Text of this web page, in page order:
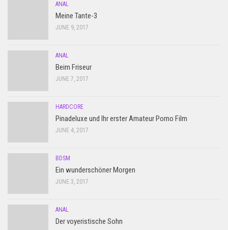
ANAL
Meine Tante-3
JUNE 9, 2017
ANAL
Beim Friseur
JUNE 7, 2017
HARDCORE
Pinadeluxe und Ihr erster Amateur Porno Film
JUNE 4, 2017
BDSM
Ein wunderschöner Morgen
JUNE 3, 2017
ANAL
Der voyeristische Sohn